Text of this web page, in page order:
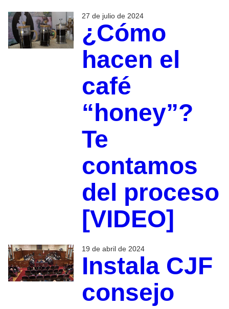
27 de julio de 2024
¿Cómo
hacen el
café
“honey”?
Te
contamos
del proceso
[VIDEO]
19 de abril de 2024
Instala CJF
consejo